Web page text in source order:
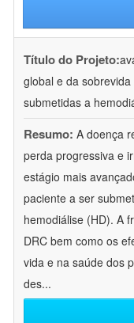
Título do Projeto:
global e da
submetidas a
Resumo: A doença
perda progressiva e
estágio mais
paciente a ser
hemodiálise (HD). A
DRC bem como os
vida e na saúde dos
des...